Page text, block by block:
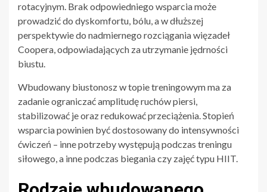
rotacyjnym. Brak odpowiedniego wsparcia może
prowadzić do dyskomfortu, bólu, a w dłuższej
perspektywie do nadmiernego rozciągania więzadeł
Coopera, odpowiadających za utrzymanie jędrności
biustu.
Wbudowany biustonosz w topie treningowym ma za
zadanie ograniczać amplitudę ruchów piersi,
stabilizować je oraz redukować przeciążenia. Stopień
wsparcia powinien być dostosowany do intensywności
ćwiczeń – inne potrzeby występują podczas treningu
siłowego, a inne podczas biegania czy zajęć typu HIIT.